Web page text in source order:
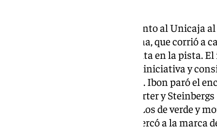
Tras un emocionante recibimiento al Unicaja
campeones” y la bajada de la lona, que corrió a
Reina, tocó poner el foco de vuelta en la pista.
brillante, pues Manresa llevó la iniciativa y
ventaja en el ecuador del cuarto. Ibon paró el
frenar la escapada visitante. Carter y
animó un poco más el choque. Los de verde y
con un parcial de 4-0 que les acercó a la marca